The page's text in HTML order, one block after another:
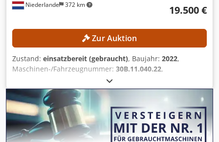
Niederlande 372 km 19.500 €
Zur Auktion
Zustand: einsatzbereit (gebraucht), Baujahr: 2022,
Maschinen-/Fahrzeugnummer: 30B.11.040.22,
voll funktionsfähig
DETAILS Arbeitsbereich X-Achse: 3.300 mm Arbeitsbereich
Y-Achse: 1.280 mm Arbeitsbereich Z-Achse: 250 mm
Verfahrweg X-Achse: 4.000 mm Verfahrweg Y-Achse: 1.670
mm Verfahrweg Z-Achse: 500 mm Frässpindel Anzahl
Frässpindeln: 1 Stk. Max. Spindeldrehzahl: 24.000 U/min